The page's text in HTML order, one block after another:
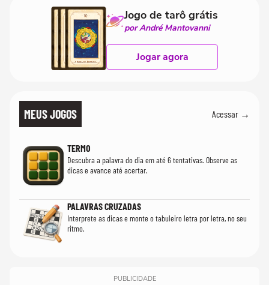
Jogo de tarô grátis
por André Mantovanni
Jogar agora
MEUS JOGOS Acessar →
TERMO
Descubra a palavra do dia em até 6 tentativas. Observe as
dicas e avance até acertar.
PALAVRAS CRUZADAS
Interprete as dicas e monte o tabuleiro letra por letra, no seu
ritmo.
PUBLICIDADE